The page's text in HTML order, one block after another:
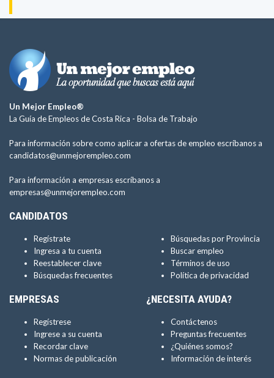
Un Mejor Empleo®
La Guía de Empleos de Costa Rica - Bolsa de Trabajo
Para información sobre como aplicar a ofertas de empleo escríbanos a
candidatos@unmejorempleo.com
Para información a empresas escríbanos a
empresas@unmejorempleo.com
CANDIDATOS
Regístrate
Ingresa a tu cuenta
Reestablecer clave
Búsquedas frecuentes
Búsquedas por Provincia
Buscar empleo
Términos de uso
Política de privacidad
EMPRESAS
Regístrese
Ingrese a su cuenta
Recordar clave
Normas de publicación
¿NECESITA AYUDA?
Contáctenos
Preguntas frecuentes
¿Quiénes somos?
Información de interés